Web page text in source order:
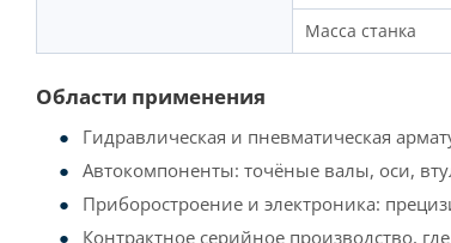
Масса станка
Области применения
Гидравлическая и пневматическая
Автокомпоненты: точёные валы, оси,
Приборостроение и электроника:
Контрактное серийное производство,